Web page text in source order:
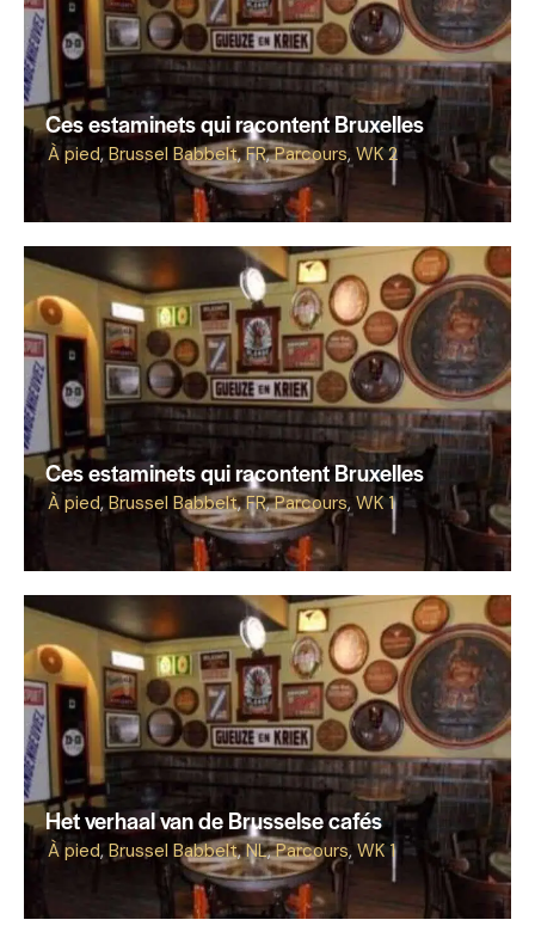
Ces estaminets qui racontent Bruxelles
À pied, Brussel Babbelt,FR,Parcours, WK 2
Ces estaminets qui racontent Bruxelles
À pied,Brussel Babbelt,FR,Parcours, WK 1
Het verhaal van de Brusselse cafés
À pied, Brussel Babbelt,NL,Parcours, WK 1